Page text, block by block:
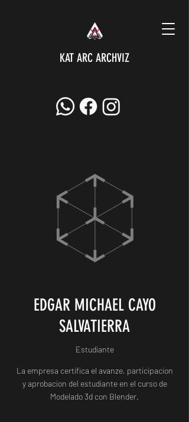
KAT ARC ARCHVIZ
EDGAR MICHAEL CAYO
SALVATIERRA
Estudiante
La empresa certifica el avanze, participacion
y aprobacion del estudiante en el curso de
Modelado 3d con Blender.